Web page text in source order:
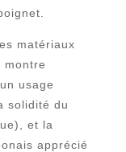
matériaux
montre
usage
solidité du
et la
apprécié